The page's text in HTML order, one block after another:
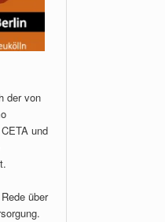
der von
und
über